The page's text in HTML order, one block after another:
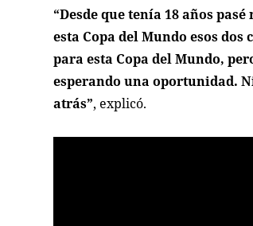
“Desde que tenía 18 años
esta Copa del Mundo esos
para esta Copa del Mundo,
esperando una oportunidad.
atrás”, explicó.